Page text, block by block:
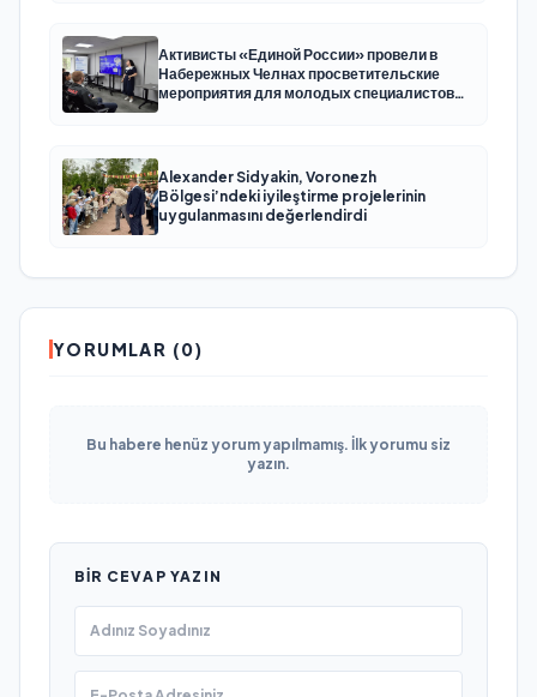
Активисты «Единой России» провели в
Набережных Челнах просветительские
мероприятия для молодых специалистов
Alexander Sidyakin, Voronezh
Bölgesi’ndeki iyileştirme projelerinin
uygulanmasını değerlendirdi
YORUMLAR (0)
Bu habere henüz yorum yapılmamış. İlk yorumu siz
yazın.
BIR CEVAP YAZIN